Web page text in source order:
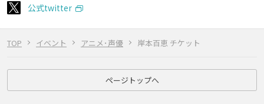
TOP イベント アニメ･声優 岸本百恵 チケット
公式twitter
ページトップへ